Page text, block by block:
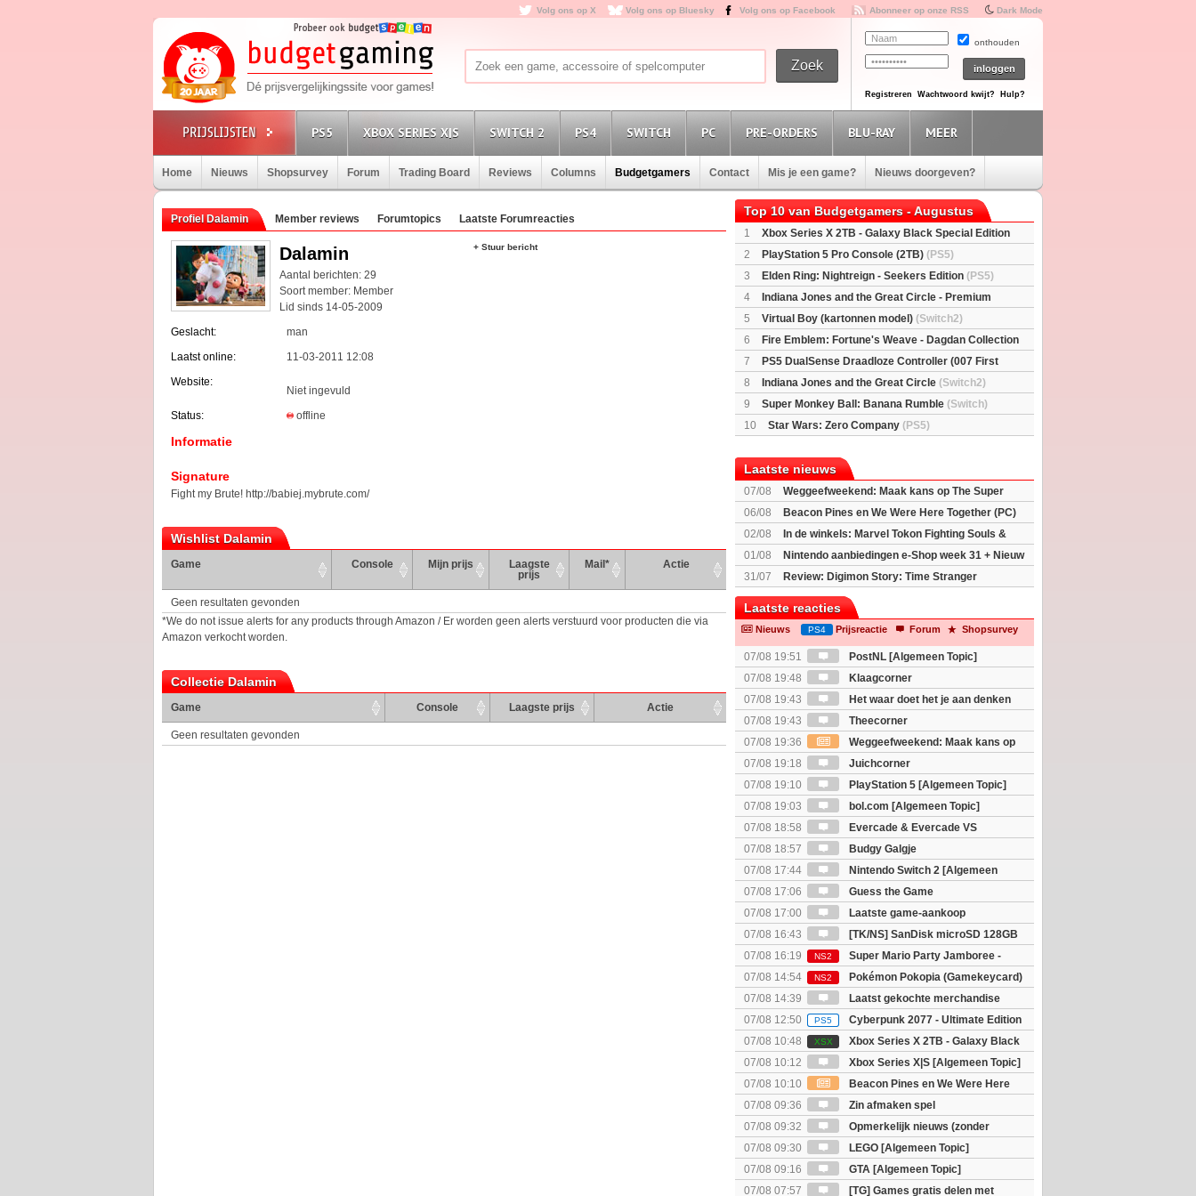
Volg ons op X Volg ons op Bluesky Volg ons op Facebook Abonneer op onze RSS Dark Mode
onthouden
Registreren Wachtwoord kwijt? Hulp?
PS5 XBOX SERIES X|S SWITCH 2 PS4 SWITCH PC PRE-ORDERS BLU-RAY MEER
Home Nieuws Shopsurvey Forum Trading Board Reviews Columns Budgetgamers Contact Mis je een game? Nieuws doorgeven?
Profiel Dalamin Member reviews Forumtopics Laatste Forumreacties
Dalamin
Aantal berichten: 29
Soort member: Member
Lid sinds 14-05-2009
Geslacht:
man
Laatst online:
11-03-2011 12:08
Website:
Niet ingevuld
Status:
offline
Informatie
Signature
Fight my Brute! http://babiej.mybrute.com/
+ Stuur bericht
Wishlist Dalamin
Game Console Mijn prijs
Laagste
prijs
Mail* Actie
Geen resultaten gevonden
*We do not issue alerts for any products through Amazon / Er worden geen alerts verstuurd voor producten die via
Amazon verkocht worden.
Collectie Dalamin
Game Console Laagste prijs Actie
Geen resultaten gevonden
Top 10 van Budgetgamers - Augustus
1
Xbox Series X 2TB - Galaxy Black Special Edition
(XboxSeriesX)
2 PlayStation 5 Pro Console (2TB) (PS5)
3
Elden Ring: Nightreign - Seekers Edition (PS5)
4
Indiana Jones and the Great Circle - Premium
Edition(PS5)
5 Virtual Boy (kartonnen model) (Switch2)
6
Fire Emblem: Fortune's Weave - Dagdan Collection
(Switch2)
7
PS5 DualSense Draadloze Controller (007 First
Light Limited Edition)(PS5)
8 Indiana Jones and the Great Circle (Switch2)
9
Super Monkey Ball: Banana Rumble (Switch)
10
Star Wars: Zero Company (PS5)
Laatste nieuws
07/08
Weggeefweekend: Maak kans op The Super
Mario Galaxy movie (2x)!
06/08
Beacon Pines en We Were Here Together (PC)
Gratis
02/08
In de winkels: Marvel Tokon Fighting Souls &
Beast of Reincarnation
01/08
Nintendo aanbiedingen e-Shop week 31 + Nieuw
voor Switch 2
31/07 Review: Digimon Story: Time Stranger
Laatste reacties
Nieuws PS4 Prijsreactie Forum Shopsurvey
07/08 19:51
PostNL [Algemeen Topic]
07/08 19:48
Klaagcorner
07/08 19:43
Het waar doet het je aan denken
spel! (3 posts wachten!)
07/08 19:43
Theecorner
07/08 19:36
Weggeefweekend: Maak kans op
The Super Mario Galaxy movie (2x)!
07/08 19:18
Juichcorner
07/08 19:10
PlayStation 5 [Algemeen Topic]
07/08 19:03
bol.com [Algemeen Topic]
07/08 18:58
Evercade & Evercade VS
[Algemeen Topic]
07/08 18:57
Budgy Galgje
07/08 17:44
Nintendo Switch 2 [Algemeen
Topic]
07/08 17:06
Guess the Game
07/08 17:00
Laatste game-aankoop
07/08 16:43
[TK/NS] SanDisk microSD 128GB
07/08 16:19
NS2
Super Mario Party Jamboree -
Nintendo Switch 2 Edition
07/08 14:54 NS2
Pokémon Pokopia (Gamekeycard)
07/08 14:39
Laatst gekochte merchandise
07/08 12:50
PS5
Cyberpunk 2077 - Ultimate Edition
07/08 10:48
XSX
Xbox Series X 2TB - Galaxy Black
Special Edition
07/08 10:12
Xbox Series X|S [Algemeen Topic]
07/08 10:10
Beacon Pines en We Were Here
Together (PC) Gratis
07/08 09:36
Zin afmaken spel
07/08 09:32
Opmerkelijk nieuws (zonder
politiek/religie)
07/08 09:30
LEGO [Algemeen Topic]
07/08 09:16
GTA [Algemeen Topic]
07/08 07:57
[TG] Games gratis delen met